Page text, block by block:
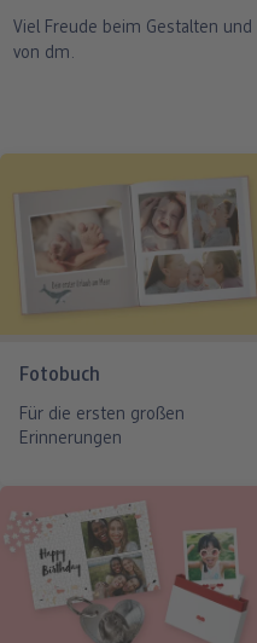
Viel Freude beim Gestalten
von dm.
Fotobuch
Für die ersten großen
Erinnerungen